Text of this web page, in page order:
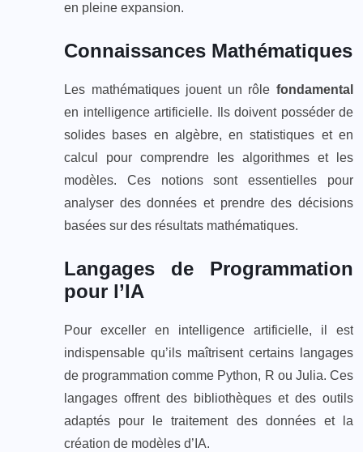
en pleine expansion.
Connaissances Mathématiques
Les mathématiques jouent un rôle fondamental
en intelligence artificielle. Ils doivent posséder de
solides bases en algèbre, en statistiques et en
calcul pour comprendre les algorithmes et les
modèles. Ces notions sont essentielles pour
analyser des données et prendre des décisions
basées sur des résultats mathématiques.
Langages de Programmation
pour l’IA
Pour exceller en intelligence artificielle, il est
indispensable qu’ils maîtrisent certains langages
de programmation comme Python, R ou Julia. Ces
langages offrent des bibliothèques et des outils
adaptés pour le traitement des données et la
création de modèles d’IA.